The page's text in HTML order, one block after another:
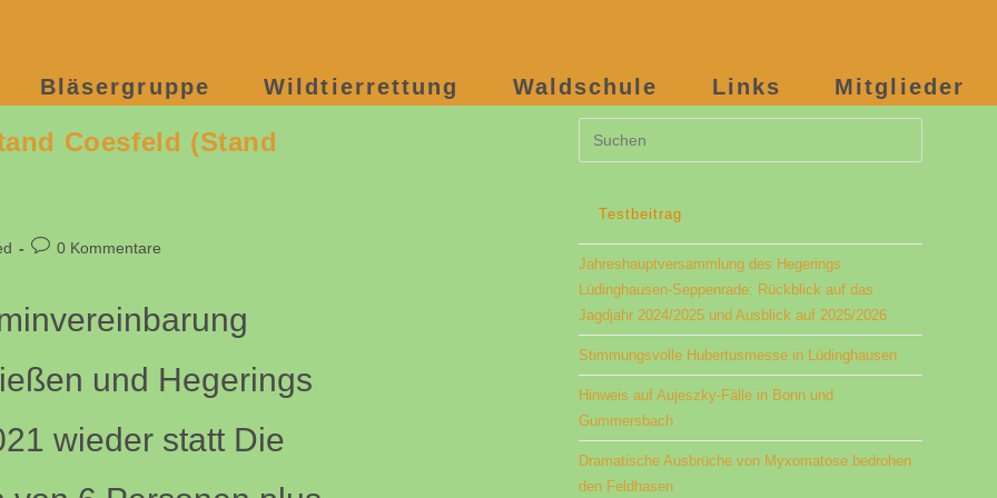
Bläsergruppe Wildtierrettung Waldschule Links Mitglieder
Coesfeld (Stand
Beitrags-
0 Kommentare
und Hegerings
wieder statt Die
Escape
the
Testbeitrag
Jahreshauptversammlung des Hegerings
Lüdinghausen-Seppenrade: Rückblick auf das
Jagdjahr 2024/2025 und Ausblick auf 2025/2026
Stimmungsvolle Hubertusmesse in Lüdinghausen
Hinweis auf Aujeszky-Fälle in Bonn und
Gummersbach
Dramatische Ausbrüche von Myxomatose bedrohen
den Feldhasen